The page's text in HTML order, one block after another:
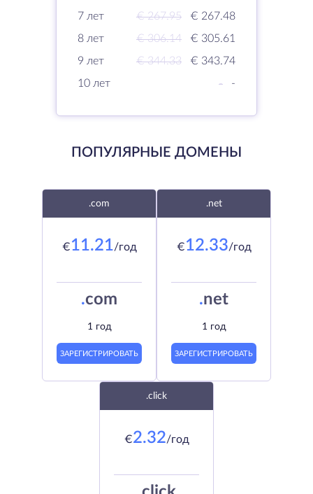
7 лет
€ 267.95
€ 267.48
8 лет
€ 306.14
€ 305.61
9 лет
€ 344.33
€ 343.74
10 лет
- -
ПОПУЛЯРНЫЕ ДОМЕНЫ
.com
€11.21/год
.com
1 год
ЗАРЕГИСТРИРОВАТЬ
.net
€12.33/год
.net
1 год
ЗАРЕГИСТРИРОВАТЬ
.click
€2.32/год